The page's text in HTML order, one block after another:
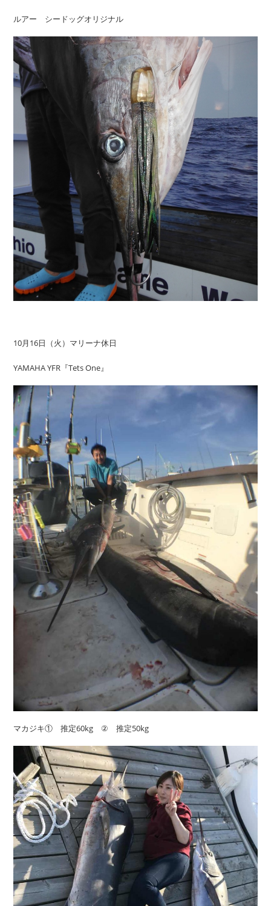
ルアー シードッグオリジナル
10月16日（火）マリーナ休日
YAMAHA YFR『Tets One』
マカジキ① 推定60kg ② 推定50kg